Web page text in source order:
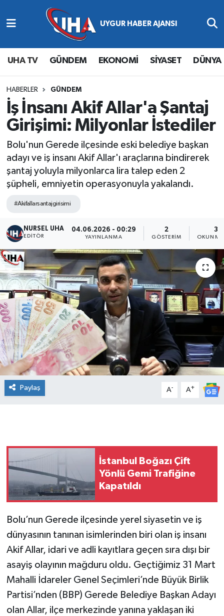
UHA TV GÜNDEM EKONOMİ SİYASET DÜNYA
HABERLER GÜNDEM
İş İnsanı Akif Allar'a Şantaj
Girişimi: Milyonlar İstediler
Bolu'nun Gerede ilçesinde eski belediye başkan
adayı ve iş insanı Akif Allar'ı araçlarına bindirerek
şantaj yoluyla milyonlarca lira talep eden 2
şüpheli, emniyetin operasyonuyla yakalandı.
#Akifallarsantajgirisimi
NURSEL UHA
EDITÖR
04.06.2026 - 00:29
YAYINLANMA
2
GÖSTERIM
3
OKUNMA
Paylaş A- A+
İstanbul Boğazı Çift
Yönlü Gemi Trafiğine
Kapatıldı
Bolu’nun Gerede ilçesinde yerel siyasetin ve iş
dünyasının tanınan isimlerinden biri olan iş insanı
Akif Allar, idari ve adli kayıtlara geçen sıra dışı bir
asayiş olayının mağduru oldu. Geçtiğimiz 31 Mart
Mahalli İdareler Genel Seçimleri’nde Büyük Birlik
Partisi’nden (BBP) Gerede Belediye Başkan Adayı
olan Allar, ilçe merkezinde yanına yaklaşan iki
Abone Ol
Gündem
Ekonomi
Magazin
Siyaset
Spor
Yaşam
Nöbetçi Eczaneler
Hava Durumu
Namaz Vakitleri
Trafik Durumu
Süper Lig Puan Durumu ve Fikstür
Tüm Manşetler
Son Dakika Haberleri